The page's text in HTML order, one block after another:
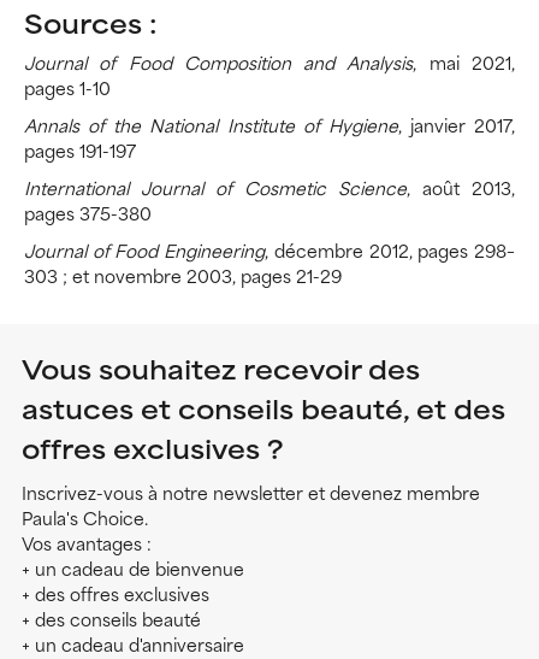
Sources :
Journal of Food Composition and Analysis, mai 2021,
pages 1-10
Annals of the National Institute of Hygiene, janvier 2017,
pages 191-197
International Journal of Cosmetic Science, août 2013,
pages 375-380
Journal of Food Engineering, décembre 2012, pages 298–
303 ; et novembre 2003, pages 21-29
Vous souhaitez recevoir des
astuces et conseils beauté, et des
offres exclusives ?
Inscrivez-vous à notre newsletter et devenez membre
Paula's Choice.
Vos avantages :
+ un cadeau de bienvenue
+ des offres exclusives
+ des conseils beauté
+ un cadeau d'anniversaire